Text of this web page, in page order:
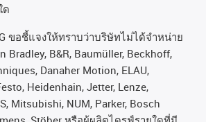
ด
ขอชี้แจงให้ทราบว่าบริษัทไม่ได้จําหน่าย
B&R, Baumüller, Beckhoff,
Danaher Motion, ELAU,
Heidenhain, Jetter, Lenze,
Mitsubishi, NUM, Parker, Bosch